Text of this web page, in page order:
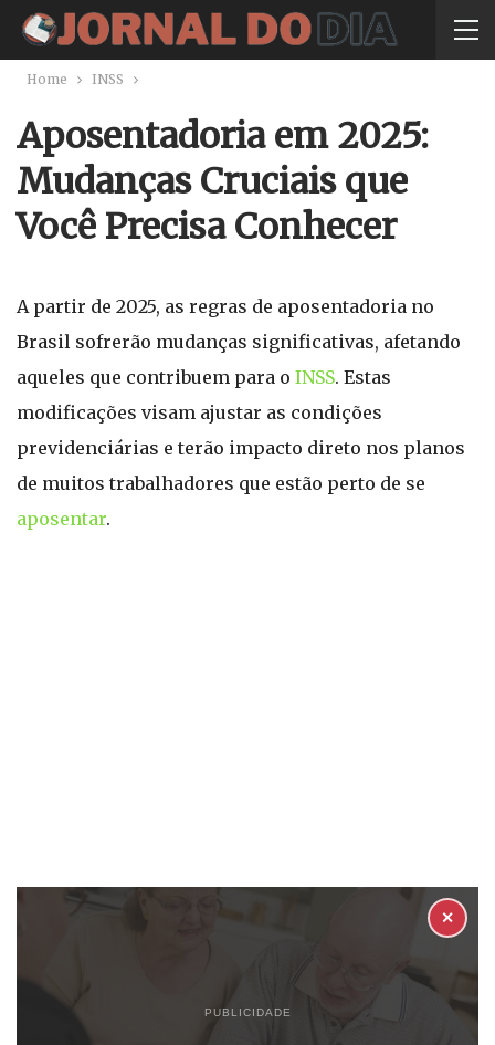
Home INSS
Aposentadoria em 2025:
Mudanças Cruciais que
Você Precisa Conhecer
A partir de 2025, as regras de aposentadoria no
Brasil sofrerão mudanças significativas, afetando
aqueles que contribuem para o INSS. Estas
modificações visam ajustar as condições
previdenciárias e terão impacto direto nos planos
de muitos trabalhadores que estão perto de se
aposentar.
PUBLICIDADE
✕